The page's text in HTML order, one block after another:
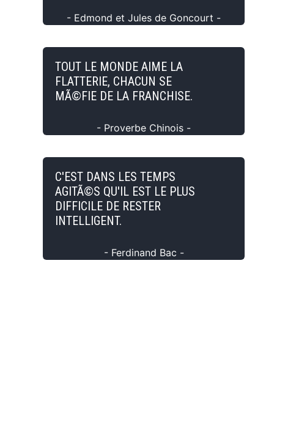
- Edmond et Jules de Goncourt -
TOUT LE MONDE AIME LA
FLATTERIE, CHACUN SE
MÃ©FIE DE LA FRANCHISE.
- Proverbe Chinois -
C'EST DANS LES TEMPS
AGITÃ©S QU'IL EST LE PLUS
DIFFICILE DE RESTER
INTELLIGENT.
- Ferdinand Bac -